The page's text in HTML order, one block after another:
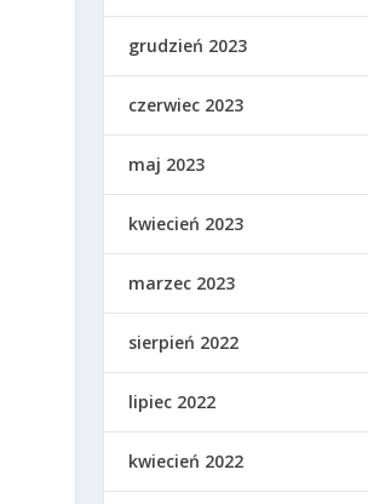
grudzień 2023
czerwiec 2023
maj 2023
kwiecień 2023
marzec 2023
sierpień 2022
lipiec 2022
kwiecień 2022